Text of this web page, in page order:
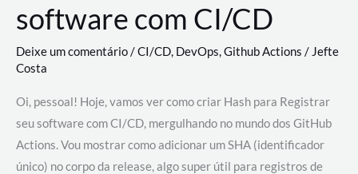
software com CI/CD
Deixe um comentário/CI/CD, DevOps,Github Actions /Jefte
Costa
Oi, pessoal! Hoje, vamos ver como criar Hash para Registrar
seu software com CI/CD, mergulhando no mundo dos GitHub
Actions. Vou mostrar como adicionar um SHA (identificador
único) no corpo da release, algo super útil para registros de